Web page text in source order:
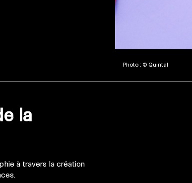
Photo : © Quintal
la
à travers la création